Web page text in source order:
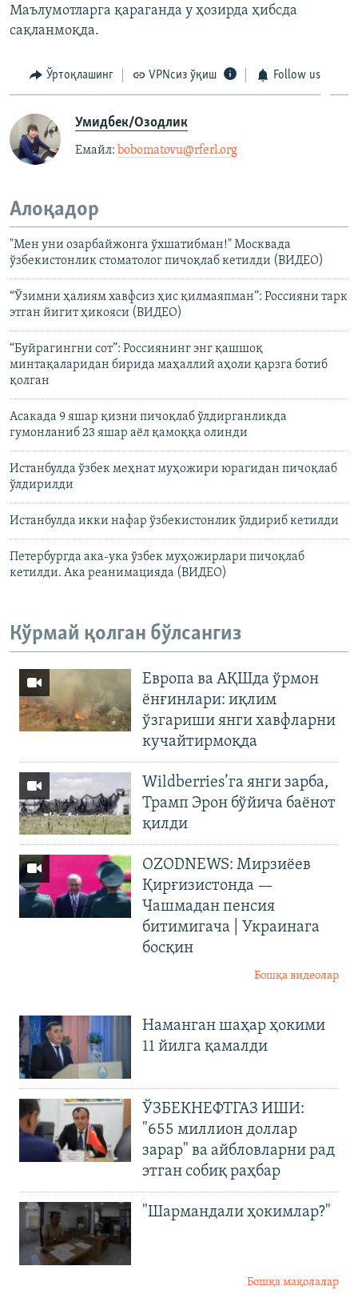
Маълумотларга қараганда у ҳозирда ҳибсда
сақланмоқда.
Ўртоқлашинг VPNсиз ўқиш Follow us
Умидбек/Озодлик
Емайл: ​ bobomatovu@rferl.org
Алоқадор
"Мен уни озарбайжонга ўхшатибман!" Москвада
ўзбекистонлик стоматолог пичоқлаб кетилди (ВИДЕО)
“Ўзимни ҳалиям хавфсиз ҳис қилмаяпман”: Россияни тарк
этган йигит ҳикояси (ВИДЕО)
“Буйрагингни сот”: Россиянинг энг қашшоқ
минтақаларидан бирида маҳаллий аҳоли қарзга ботиб
қолган
Асакада 9 яшар қизни пичоқлаб ўлдирганликда
гумонланиб 23 яшар аëл қамоққа олинди
Истанбулда ўзбек меҳнат муҳожири юрагидан пичоқлаб
ўлдирилди
Истанбулда икки нафар ўзбекистонлик ўлдириб кетилди
Петербургда ака-ука ўзбек муҳожирлари пичоқлаб
кетилди. Ака реанимацияда (ВИДЕО)
Кўрмай қолган бўлсангиз
Европа ва АҚШда ўрмон
ёнғинлари: иқлим
ўзгариши янги хавфларни
кучайтирмоқда
Wildberries’га янги зарба,
Трамп Эрон бўйича баёнот
қилди
OZODNEWS: Мирзиёев
Қирғизистонда —
Чашмадан пенсия
битимигача | Украинага
босқин
Бошқа видеолар
Наманган шаҳар ҳокими
11 йилга қамалди
ЎЗБЕКНЕФТГАЗ ИШИ:
"655 миллион доллар
зарар" ва айбловларни рад
этган собиқ раҳбар
"Шармандали ҳокимлар?"
Бошқа мақолалар